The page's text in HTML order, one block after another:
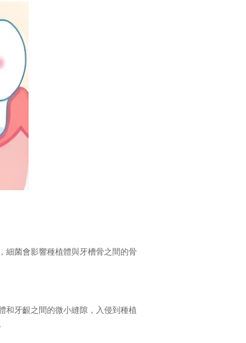
細菌會影響種植體與牙槽骨之間的骨
和牙齦之間的微小縫隙，入侵到種植